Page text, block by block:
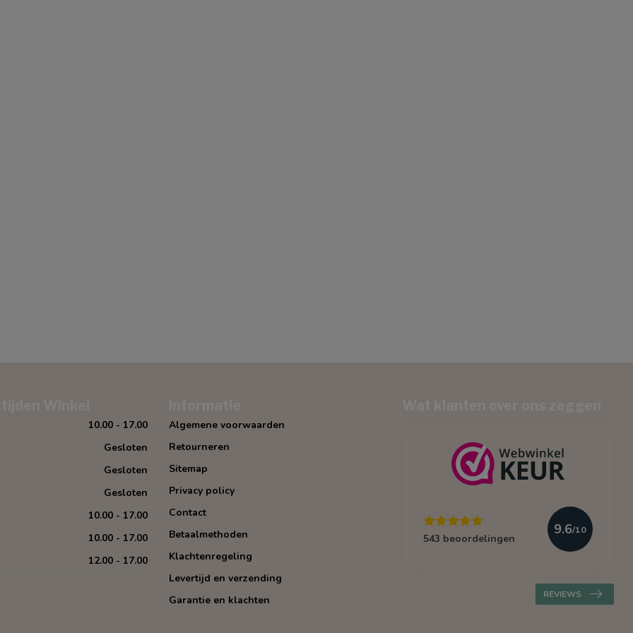
10.00 - 17.00
Gesloten
Gesloten
Gesloten
10.00 - 17.00
10.00 - 17.00
12.00 - 17.00
Algemene voorwaarden
Retourneren
Sitemap
Privacy policy
Contact
Betaalmethoden
Klachtenregeling
Levertijd en verzending
Garantie en klachten
543 beoordelingen
9.6/10
REVIEWS